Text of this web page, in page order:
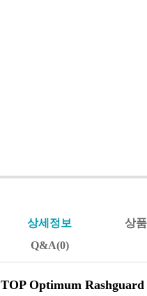
상세정보
상
Q&A(0)
TOP Optimum Rashguard